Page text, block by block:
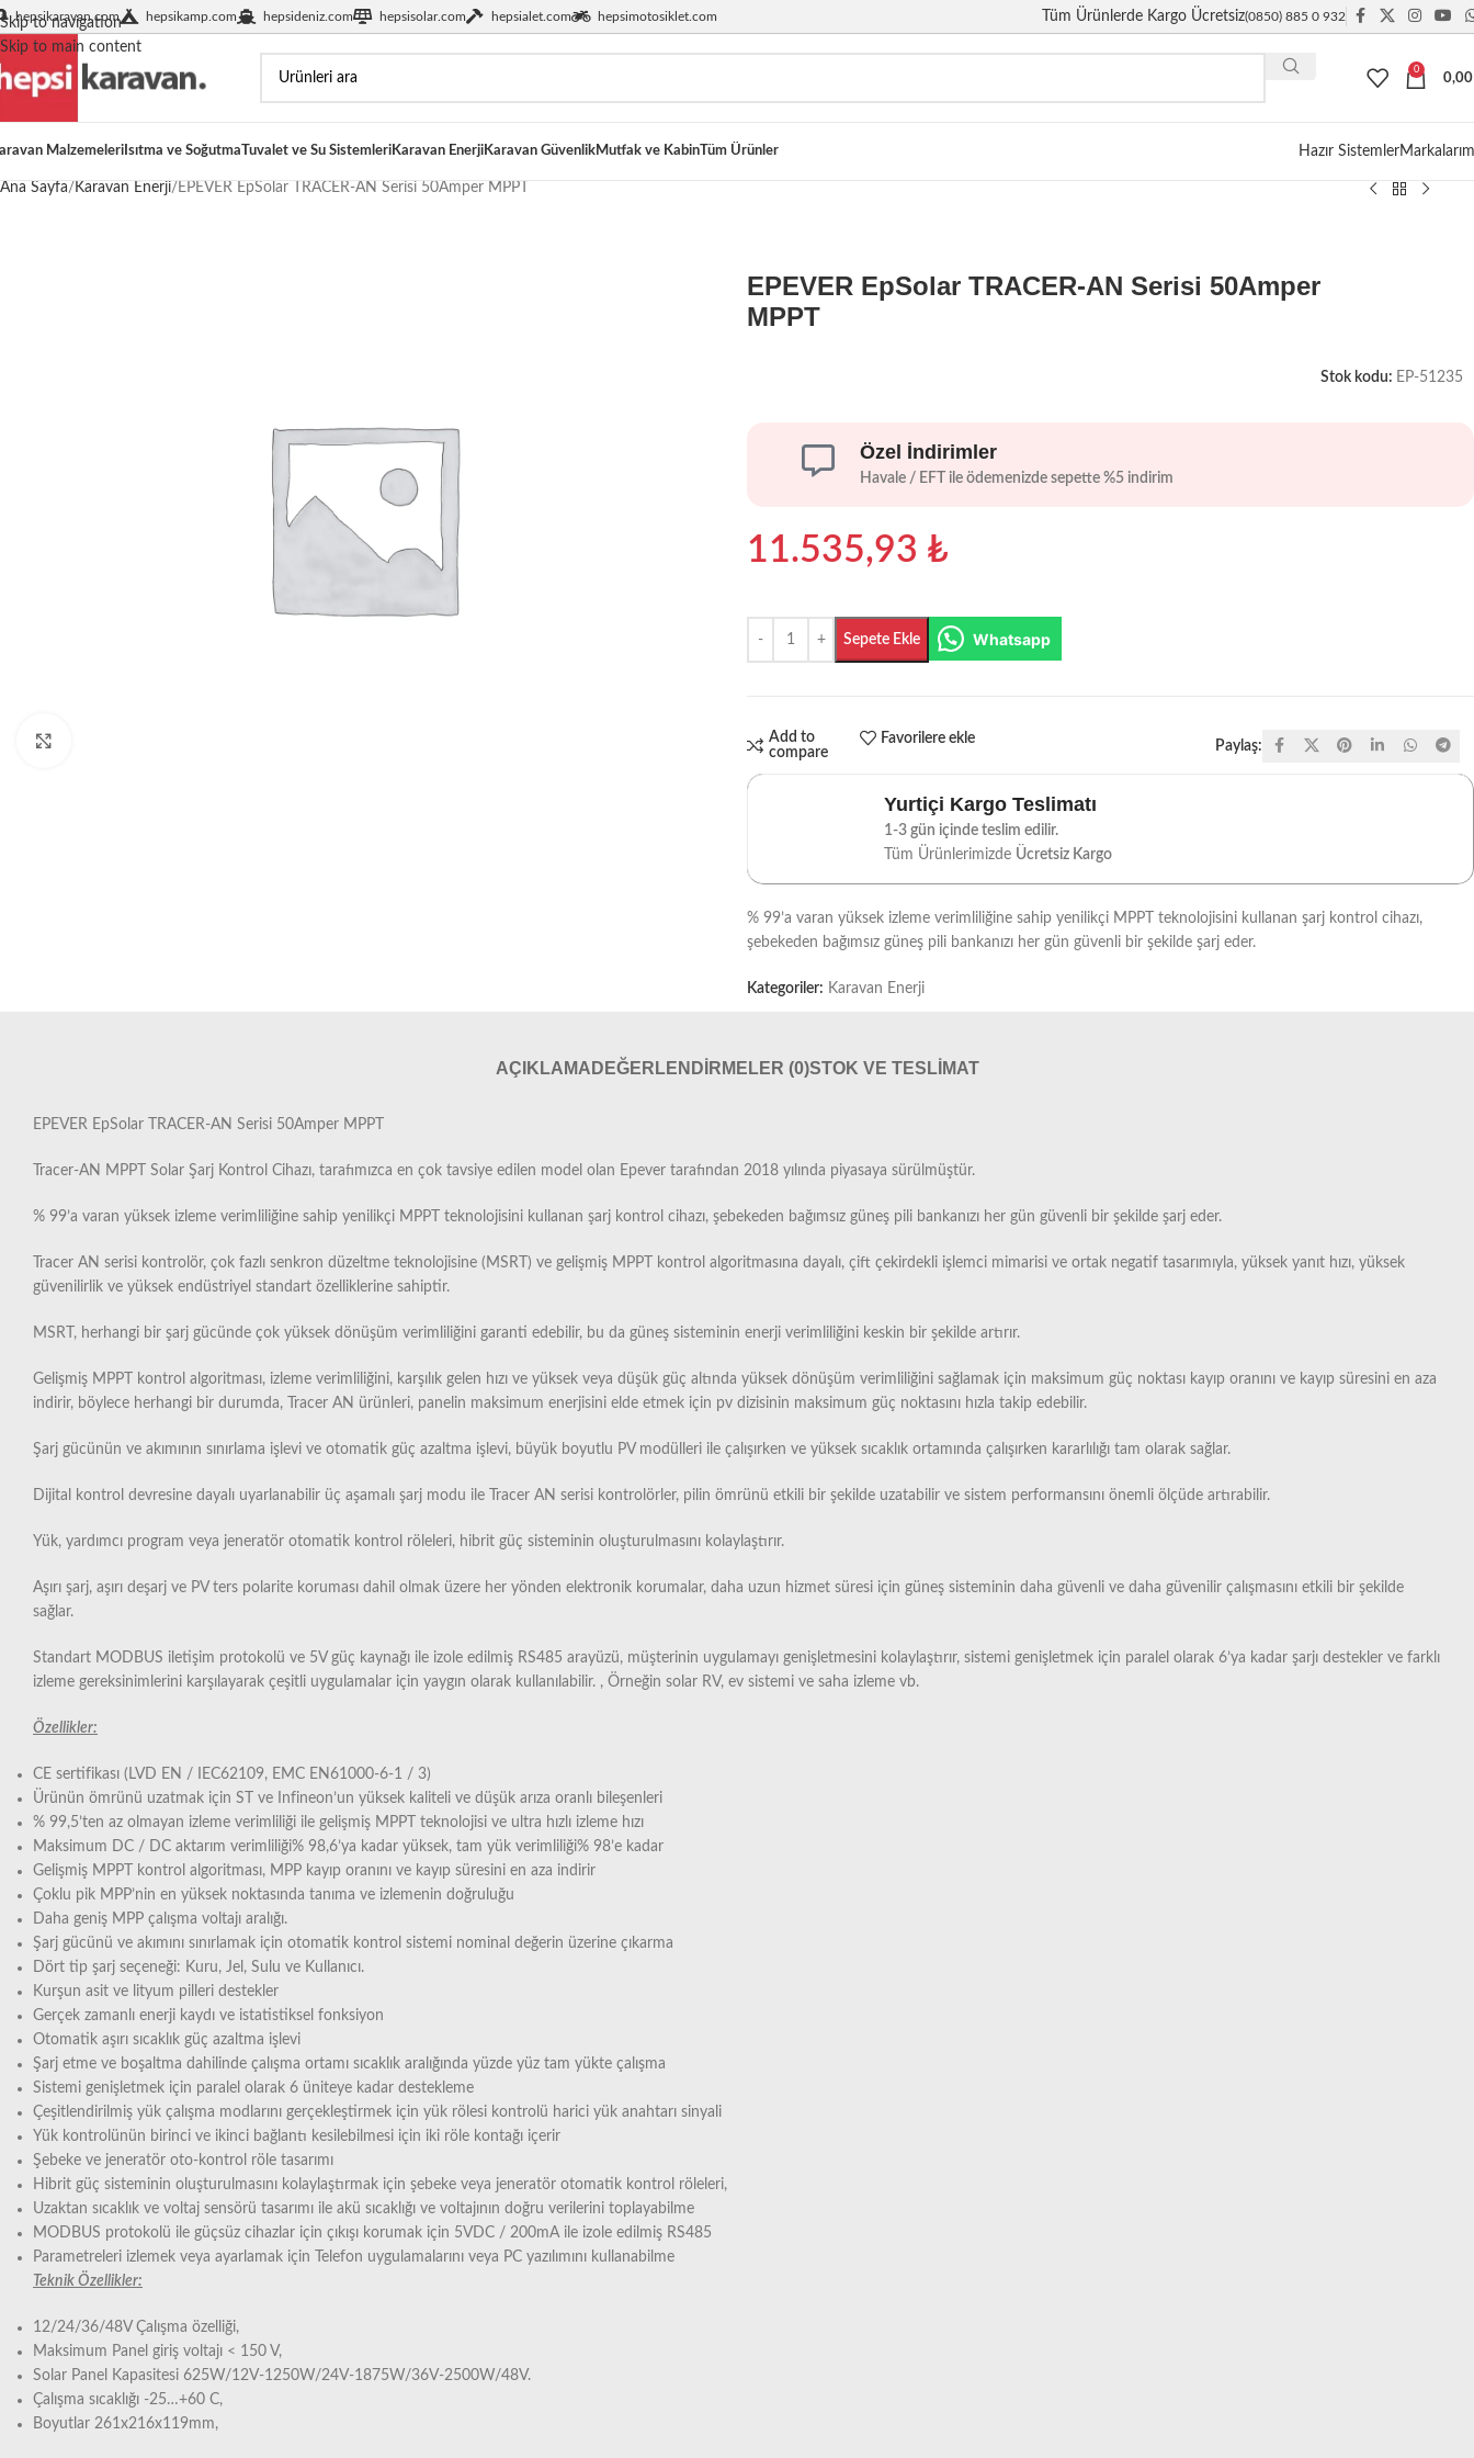
Skip to navigation
Skip to main content
hepsikaravan.com hepsikamp.com hepsideniz.com hepsisolar.com hepsialet.com hepsimotosiklet.com Tüm Ürünlerde Kargo Ücretsiz(0850) 885 0 932
0
Malzemeleri Isıtma ve SoğutmaTuvalet ve Su SistemleriKaravan EnerjiKaravan GüvenlikMutfak ve KabinTüm Ürünler Hazır Sistemler
Ana Sayfa Karavan Enerji EPEVER EpSolar TRACER-AN Serisi 50Amper MPPT
EPEVER EpSolar TRACER-AN Serisi 50Amper
MPPT
Stok kodu: EP-51235
Özel İndirimler
Havale / EFT ile ödemenizde sepette %5 indirim
11.535,93 ₺
Sepete Ekle Whatsapp
Add to
compare
Favorilere ekle
Paylaş:
Yurtiçi Kargo Teslimatı
1-3 gün içinde teslim edilir.
Tüm Ürünlerimizde Ücretsiz Kargo
% 99’a varan yüksek izleme verimliliğine sahip yenilikçi MPPT teknolojisini kullanan şarj kontrol cihazı,
şebekeden bağımsız güneş pili bankanızı her gün güvenli bir şekilde şarj eder.
Kategoriler: Karavan Enerji
AÇIKLAMA DEĞERLENDIRMELER (0)STOK VE TESLIMAT
EPEVER EpSolar TRACER-AN Serisi 50Amper MPPT
Tracer-AN MPPT Solar Şarj Kontrol Cihazı, tarafımızca en çok tavsiye edilen model olan Epever tarafından 2018 yılında piyasaya sürülmüştür.
% 99’a varan yüksek izleme verimliliğine sahip yenilikçi MPPT teknolojisini kullanan şarj kontrol cihazı, şebekeden bağımsız güneş pili bankanızı her gün güvenli bir şekilde şarj eder.
Tracer AN serisi kontrolör, çok fazlı senkron düzeltme teknolojisine (MSRT) ve gelişmiş MPPT kontrol algoritmasına dayalı, çift çekirdekli işlemci mimarisi ve ortak negatif tasarımıyla, yüksek yanıt hızı, yüksek
güvenilirlik ve yüksek endüstriyel standart özelliklerine sahiptir.
MSRT, herhangi bir şarj gücünde çok yüksek dönüşüm verimliliğini garanti edebilir, bu da güneş sisteminin enerji verimliliğini keskin bir şekilde artırır.
Gelişmiş MPPT kontrol algoritması, izleme verimliliğini, karşılık gelen hızı ve yüksek veya düşük güç altında yüksek dönüşüm verimliliğini sağlamak için maksimum güç noktası kayıp oranını ve kayıp süresini en aza
indirir, böylece herhangi bir durumda, Tracer AN ürünleri, panelin maksimum enerjisini elde etmek için pv dizisinin maksimum güç noktasını hızla takip edebilir.
Şarj gücünün ve akımının sınırlama işlevi ve otomatik güç azaltma işlevi, büyük boyutlu PV modülleri ile çalışırken ve yüksek sıcaklık ortamında çalışırken kararlılığı tam olarak sağlar.
Dijital kontrol devresine dayalı uyarlanabilir üç aşamalı şarj modu ile Tracer AN serisi kontrolörler, pilin ömrünü etkili bir şekilde uzatabilir ve sistem performansını önemli ölçüde artırabilir.
Yük, yardımcı program veya jeneratör otomatik kontrol röleleri, hibrit güç sisteminin oluşturulmasını kolaylaştırır.
Aşırı şarj, aşırı deşarj ve PV ters polarite koruması dahil olmak üzere her yönden elektronik korumalar, daha uzun hizmet süresi için güneş sisteminin daha güvenli ve daha güvenilir çalışmasını etkili bir şekilde
sağlar.
Standart MODBUS iletişim protokolü ve 5V güç kaynağı ile izole edilmiş RS485 arayüzü, müşterinin uygulamayı genişletmesini kolaylaştırır, sistemi genişletmek için paralel olarak 6’ya kadar şarjı destekler ve farklı
izleme gereksinimlerini karşılayarak çeşitli uygulamalar için yaygın olarak kullanılabilir. , Örneğin solar RV, ev sistemi ve saha izleme vb.
Özellikler:
CE sertifikası (LVD EN / IEC62109, EMC EN61000-6-1 / 3)
Ürünün ömrünü uzatmak için ST ve Infineon’un yüksek kaliteli ve düşük arıza oranlı bileşenleri
% 99,5’ten az olmayan izleme verimliliği ile gelişmiş MPPT teknolojisi ve ultra hızlı izleme hızı
Maksimum DC / DC aktarım verimliliği% 98,6’ya kadar yüksek, tam yük verimliliği% 98’e kadar
Gelişmiş MPPT kontrol algoritması, MPP kayıp oranını ve kayıp süresini en aza indirir
Çoklu pik MPP’nin en yüksek noktasında tanıma ve izlemenin doğruluğu
Daha geniş MPP çalışma voltajı aralığı.
Şarj gücünü ve akımını sınırlamak için otomatik kontrol sistemi nominal değerin üzerine çıkarma
Dört tip şarj seçeneği: Kuru, Jel, Sulu ve Kullanıcı.
Kurşun asit ve lityum pilleri destekler
Gerçek zamanlı enerji kaydı ve istatistiksel fonksiyon
Otomatik aşırı sıcaklık güç azaltma işlevi
Şarj etme ve boşaltma dahilinde çalışma ortamı sıcaklık aralığında yüzde yüz tam yükte çalışma
Sistemi genişletmek için paralel olarak 6 üniteye kadar destekleme
Çeşitlendirilmiş yük çalışma modlarını gerçekleştirmek için yük rölesi kontrolü harici yük anahtarı sinyali
Yük kontrolünün birinci ve ikinci bağlantı kesilebilmesi için iki röle kontağı içerir
Şebeke ve jeneratör oto-kontrol röle tasarımı
Hibrit güç sisteminin oluşturulmasını kolaylaştırmak için şebeke veya jeneratör otomatik kontrol röleleri,
Uzaktan sıcaklık ve voltaj sensörü tasarımı ile akü sıcaklığı ve voltajının doğru verilerini toplayabilme
MODBUS protokolü ile güçsüz cihazlar için çıkışı korumak için 5VDC / 200mA ile izole edilmiş RS485
Parametreleri izlemek veya ayarlamak için Telefon uygulamalarını veya PC yazılımını kullanabilme
Teknik Özellikler:
12/24/36/48V Çalışma özelliği,
Maksimum Panel giriş voltajı < 150 V,
Solar Panel Kapasitesi 625W/12V-1250W/24V-1875W/36V-2500W/48V.
Çalışma sıcaklığı -25…+60 C,
Boyutlar 261x216x119mm,